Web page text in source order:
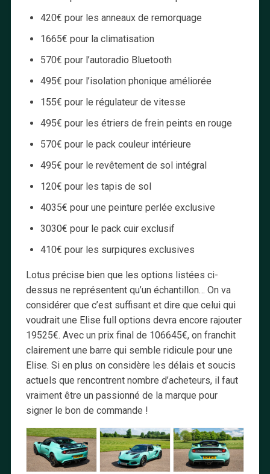
420€ pour les anneaux de remorquage
1665€ pour la climatisation
570€ pour l’autoradio Bluetooth
495€ pour l’isolation phonique améliorée
155€ pour le régulateur de vitesse
495€ pour les étriers de frein peints en rouge
570€ pour le pack couleur intérieure
495€ pour le revêtement de sol intégral
120€ pour les tapis de sol
4035€ pour une peinture perlée exclusive
3030€ pour le pack cuir exclusif
410€ pour les surpiqures exclusives
Lotus précise bien que les options listées ci-
dessus ne représentent qu’un échantillon… On va
considérer que c’est suffisant et dire que celui qui
voudrait une Elise full options devra encore rajouter
19525€. Avec un prix final de 106645€, on franchit
clairement une barre qui semble ridicule pour une
Elise. Si en plus on considère les délais et soucis
actuels que rencontrent nombre d’acheteurs, il faut
vraiment être un passionné de la marque pour
signer le bon de commande !